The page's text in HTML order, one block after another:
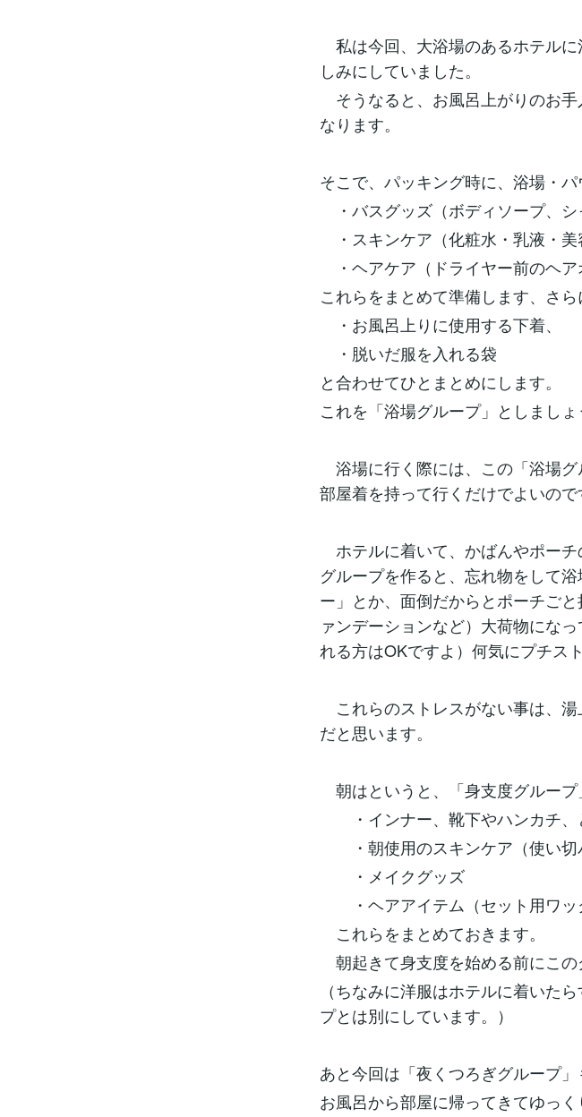
私は今回、大浴場のあるホテル
しみにしていました。
そうなると、お風呂上がりのお
なります。
そこで、パッキング時に、浴場・
・バスグッズ（ボディソープ、シ
・スキンケア（化粧水・乳液・美
・ヘアケア（ドライヤー前のヘア
これらをまとめて準備します、さら
・お風呂上りに使用する下着、
・脱いだ服を入れる袋
と合わせてひとまとめにします。
これを「浴場グループ」としましょ
浴場に行く際には、この「浴場
部屋着を持って行くだけでよいので
ホテルに着いて、かばんやポー
グループを作ると、忘れ物をして
ー」とか、面倒だからとポーチご
ァンデーションなど）大荷物にな
れる方はOKですよ）何気にプチス
これらのストレスがない事は、
だと思います。
朝はというと、「身支度グループ
・インナー、靴下やハンカチ、
・朝使用のスキンケア（使い切
・メイクグッズ
・ヘアアイテム（セット用ワッ
これらをまとめておきます。
朝起きて身支度を始める前にこの
（ちなみに洋服はホテルに着いた
プとは別にしています。）
あと今回は「夜くつろぎグループ」
お風呂から部屋に帰ってきてゆっく